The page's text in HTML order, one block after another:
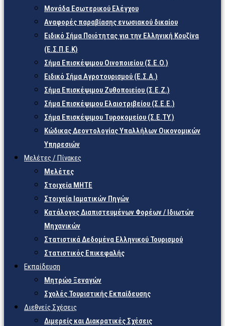
Μονάδα Εσωτερικού Ελέγχου
Αναφορές παραβίασης ενωσιακού δικαίου
Ειδικό Σήμα Ποιότητας για την Ελληνική Κουζίνα
(Ε.Σ.Π.Ε.Κ)
Σήμα Επισκέψιμου Οινοποιείου (Σ.Ε.Ο.)
Ειδικό Σήμα Αγροτουρισμού (Ε.Σ.Α.)
Σήμα Επισκέψιμου Ζυθοποιείου (Σ.Ε.Ζ.)
Σήμα Επισκέψιμου Ελαιοτριβείου (Σ.Ε.Ε.)
Σήμα Επισκέψιμου Τυροκομείου (Σ.Ε.TY.)
Κώδικας Δεοντολογίας Υπαλλήλων Οικονομικών
Υπηρεσιών
Μελέτες / Πίνακες
Μελέτες
Στοιχεία ΜΗΤΕ
Στοιχεία Ιαματικών Πηγών
Κατάλογος Διαπιστευμένων Φορέων / Ιδιωτών
Μηχανικών
Στατιστικά Δεδομένα Ελληνικού Τουρισμού
Στατιστικός Επικεφαλής
Εκπαίδευση
Μητρώο Ξεναγών
Σχολές Τουριστικής Εκπαίδευσης
Διεθνείς Σχέσεις
Διμερείς και Διακρατικές Σχέσεις